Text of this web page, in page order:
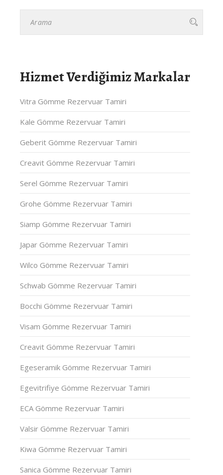
Hizmet Verdiğimiz Markalar
Vitra Gömme Rezervuar Tamiri
Kale Gömme Rezervuar Tamiri
Geberit Gömme Rezervuar Tamiri
Creavit Gömme Rezervuar Tamiri
Serel Gömme Rezervuar Tamiri
Grohe Gömme Rezervuar Tamiri
Siamp Gömme Rezervuar Tamiri
Japar Gömme Rezervuar Tamiri
Wilco Gömme Rezervuar Tamiri
Schwab Gömme Rezervuar Tamiri
Bocchi Gömme Rezervuar Tamiri
Visam Gömme Rezervuar Tamiri
Creavit Gömme Rezervuar Tamiri
Egeseramik Gömme Rezervuar Tamiri
Egevitrifiye Gömme Rezervuar Tamiri
ECA Gömme Rezervuar Tamiri
Valsir Gömme Rezervuar Tamiri
Kiwa Gömme Rezervuar Tamiri
Sanica Gömme Rezervuar Tamiri